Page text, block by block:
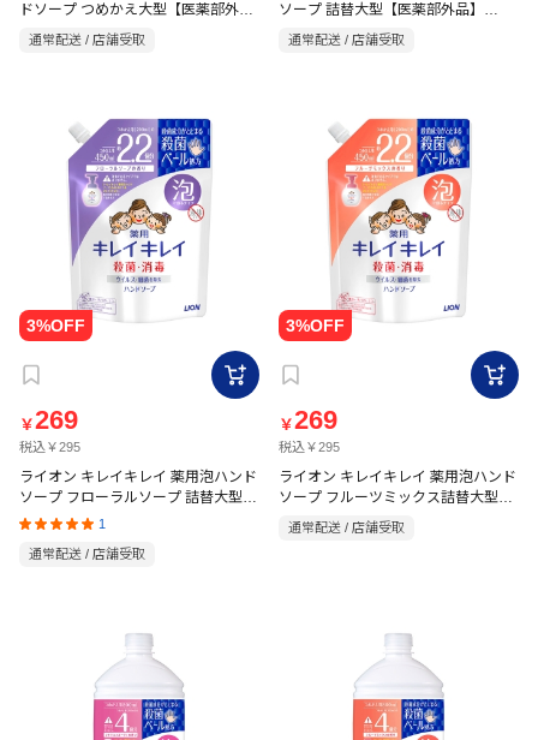
ドソープ つめかえ大型【医薬部外
品】 450ml
通常配送 / 店舗受取
ソープ 詰替大型【医薬部外品】
通常配送 / 店舗受取
￥269
税込￥295
ライオン キレイキレイ 薬用泡ハンド
ソープ フローラルソープ 詰替大型
【医薬部外品】 450ml
1
通常配送 / 店舗受取
￥269
税込￥295
ライオン キレイキレイ 薬用泡ハンド
ソープ フルーツミックス詰替大型
【医薬部外品】 450ml
通常配送 / 店舗受取